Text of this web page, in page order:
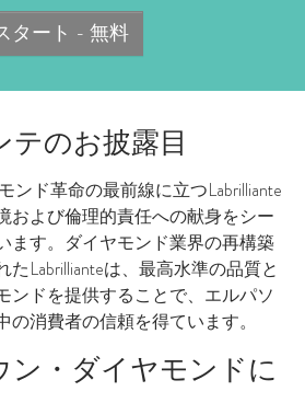
タート - 無料
のお披露目
ンド革命の最前線に立つLabrilliante
および倫理的責任への献身をシー
ます。ダイヤモンド業界の再構築
Labrillianteは、最高水準の品質と
ンドを提供することで、エルパソ
の消費者の信頼を得ています。
ン・ダイヤモンドに